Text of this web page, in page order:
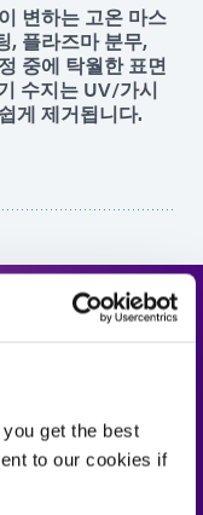
get the best
to our cookies if
변하는 고온 마스
, 플라즈마 분무,
중에 탁월한 표면
수지는 UV/가시
게 제거됩니다.
품 찾기를
여 올바른 소재를
이 있으신가요? 저
듣고 싶습니다.